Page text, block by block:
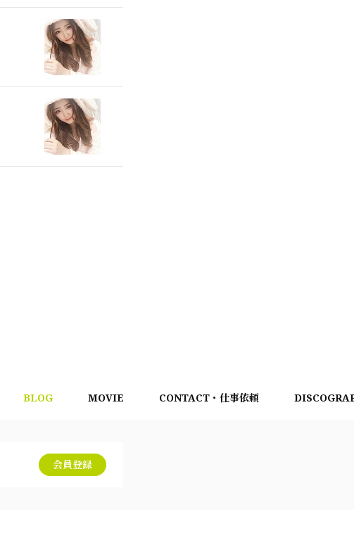
BLOG MOVIE CONTACT・仕事依頼
会員登録